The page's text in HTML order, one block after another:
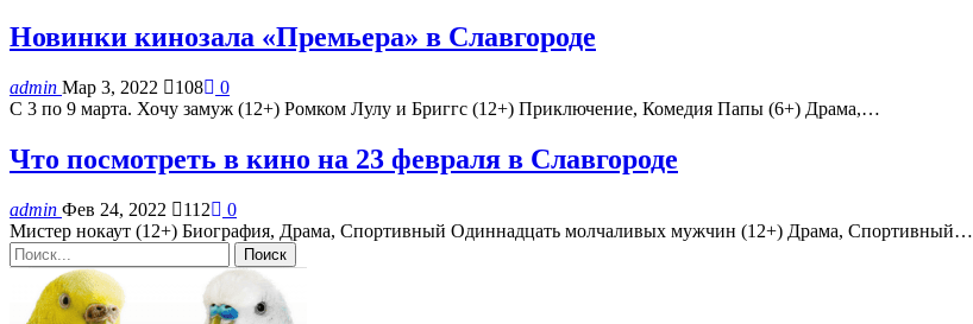
Новинки кинозала «Премьера» в Славгороде
admin Мар 3, 2022 108
0
С 3 по 9 марта. Хочу замуж (12+) Ромком Лулу и Бриггс (12+) Приключение, Комедия Папы (6+) Драма,…
Что посмотреть в кино на 23 февраля в Славгороде
admin Фев 24, 2022 112
0
Мистер нокаут (12+) Биография, Драма, Спортивный Одиннадцать молчаливых мужчин (12+) Драма, Спортивный…